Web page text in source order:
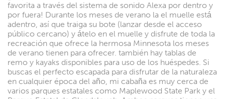
favorita a través del sistema de sonido Alexa por dentro y
por fuera! Durante los meses de verano la el muelle está
adentro, así que traiga su bote (lanzar desde el acceso
público cercano) y átelo en el muelle y disfrute de toda la
recreación que ofrece la hermosa Minnesota los meses
de verano tienen para ofrecer. también hay tablas de
remo y kayaks disponibles para uso de los huéspedes. Si
buscas el perfecto escapada para disfrutar de la naturaleza
en cualquier época del año, mi cabaña es muy cerca de
varios parques estatales como Maplewood State Park y el